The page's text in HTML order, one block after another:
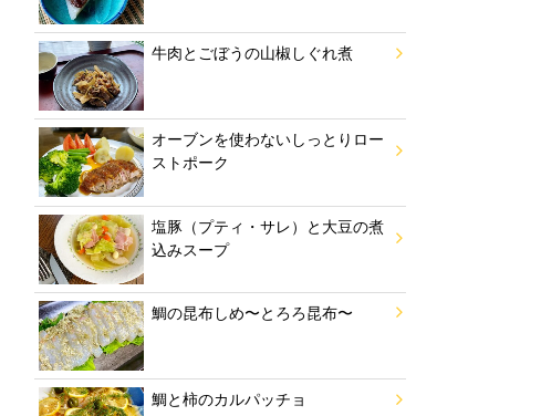
牛肉とごぼうの山椒しぐれ煮
オーブンを使わないしっとりロー
ストポーク
塩豚（プティ・サレ）と大豆の煮
込みスープ
鯛の昆布しめ〜とろろ昆布〜
鯛と柿のカルパッチョ